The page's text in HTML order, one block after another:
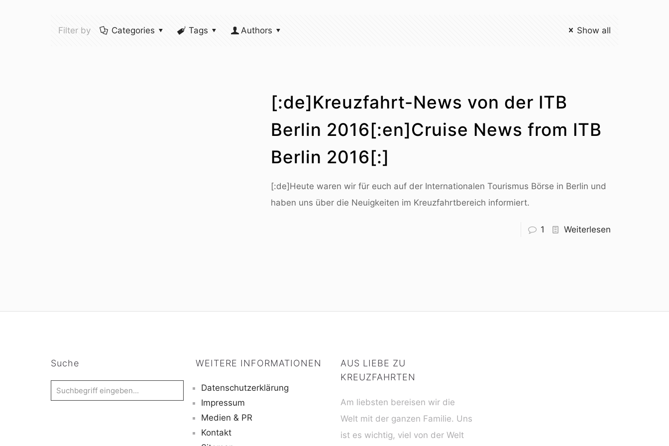
Filter by Categories Tags Authors Show all
[:de]Kreuzfahrt-News von der ITB
Berlin 2016[:en]Cruise News from ITB
Berlin 2016[:]
[:de]Heute waren wir für euch auf der Internationalen Tourismus Börse in Berlin und
haben uns über die Neuigkeiten im Kreuzfahrtbereich informiert.
1 Weiterlesen
Suche WEITERE INFORMATIONEN
Datenschutzerklärung
Impressum
Medien & PR
Kontakt
AUS LIEBE ZU
KREUZFAHRTEN
Am liebsten bereisen wir die
Welt mit der ganzen Familie. Uns
ist es wichtig, viel von der Welt